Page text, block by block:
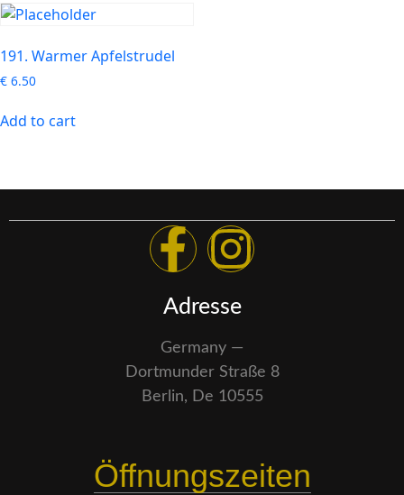
191. Warmer Apfelstrudel
€ 6.50
Add to cart
Adresse
Germany —
Dortmunder Straße 8
Berlin, De 10555
Öffnungszeiten